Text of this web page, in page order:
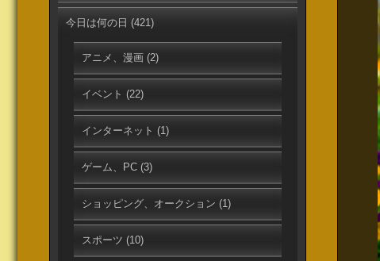
今日は何の日 (421)
アニメ、漫画 (2)
イベント (22)
インターネット (1)
ゲーム、PC (3)
ショッピング、オークション (1)
スポーツ (10)